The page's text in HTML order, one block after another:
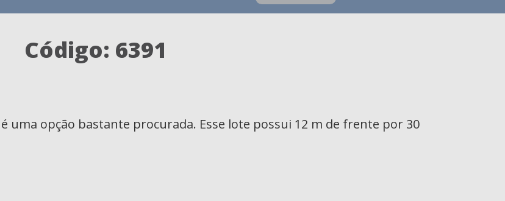
Código: 6391
uma opção bastante procurada. Esse lote possui 12 m de frente por 30